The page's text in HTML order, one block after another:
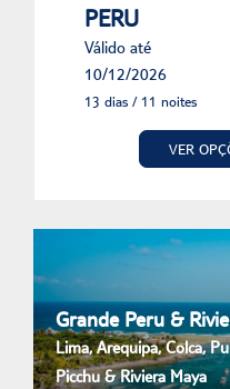
PERU
Válido até
10/12/2026
13 dias / 11 noites
VER
Grande Peru &
Lima, Arequipa, Colca,
Picchu & Riviera Maya